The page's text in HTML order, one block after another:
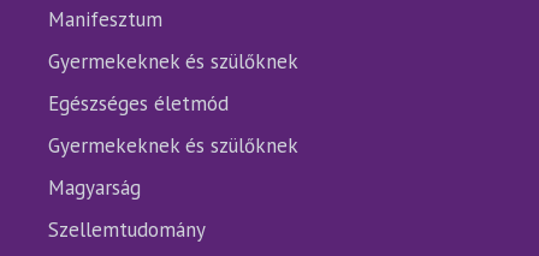
Manifesztum
Gyermekeknek és szülőknek
Egészséges életmód
Gyermekeknek és szülőknek
Magyarság
Szellemtudomány